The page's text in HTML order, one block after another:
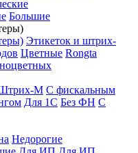
Большие
Этикеток и штрих-
Цветные Rongta
М С фискальным
Для 1С Без ФН С
Недорогие